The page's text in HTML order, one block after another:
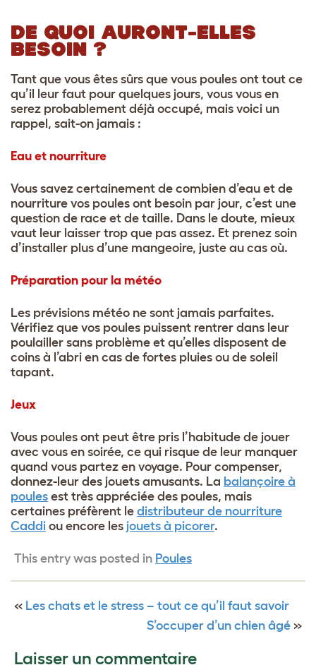
DE QUOI AURONT-ELLES
BESOIN ?
Tant que vous êtes sûrs que vous poules ont tout ce
qu’il leur faut pour quelques jours, vous vous en
serez probablement déjà occupé, mais voici un
rappel, sait-on jamais :
Eau et nourriture
Vous savez certainement de combien d’eau et de
nourriture vos poules ont besoin par jour, c’est une
question de race et de taille. Dans le doute, mieux
vaut leur laisser trop que pas assez. Et prenez soin
d’installer plus d’une mangeoire, juste au cas où.
Préparation pour la météo
Les prévisions météo ne sont jamais parfaites.
Vérifiez que vos poules puissent rentrer dans leur
poulailler sans problème et qu’elles disposent de
coins à l’abri en cas de fortes pluies ou de soleil
tapant.
Jeux
Vous poules ont peut être pris l’habitude de jouer
avec vous en soirée, ce qui risque de leur manquer
quand vous partez en voyage. Pour compenser,
donnez-leur des jouets amusants. La balançoire à
poules est très appréciée des poules, mais
certaines préfèrent le distributeur de nourriture
Caddi ou encore les jouets à picorer.
This entry was posted in Poules
« Les chats et le stress – tout ce qu’il faut savoir
S’occuper d’un chien âgé »
Laisser un commentaire